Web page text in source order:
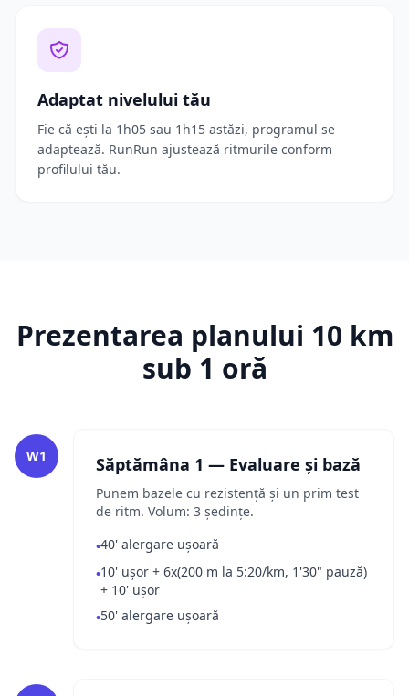
Adaptat nivelului tău
Fie că ești la 1h05 sau 1h15 astăzi, programul se
adaptează. RunRun ajustează ritmurile conform
profilului tău.
Prezentarea planului 10 km
sub 1 oră
W1 Săptămâna 1 — Evaluare și bază
Punem bazele cu rezistență și un prim test
de ritm. Volum: 3 ședințe.
•40' alergare ușoară
•10' ușor + 6x(200 m la 5:20/km, 1'30" pauză)
+ 10' ușor
•50' alergare ușoară